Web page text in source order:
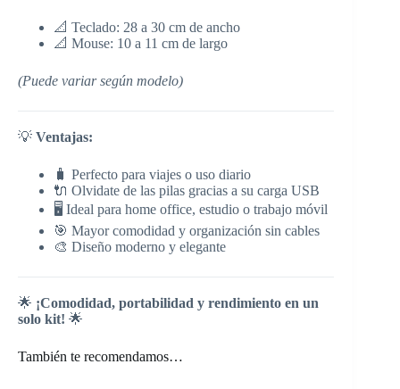
📐 Teclado: 28 a 30 cm de ancho
📐 Mouse: 10 a 11 cm de largo
(Puede variar según modelo)
💡 Ventajas:
🧳 Perfecto para viajes o uso diario
🔌 Olvidate de las pilas gracias a su carga USB
🖥️ Ideal para home office, estudio o trabajo móvil
🎯 Mayor comodidad y organización sin cables
🎨 Diseño moderno y elegante
🌟 ¡Comodidad, portabilidad y rendimiento en un
solo kit! 🌟
También te recomendamos…